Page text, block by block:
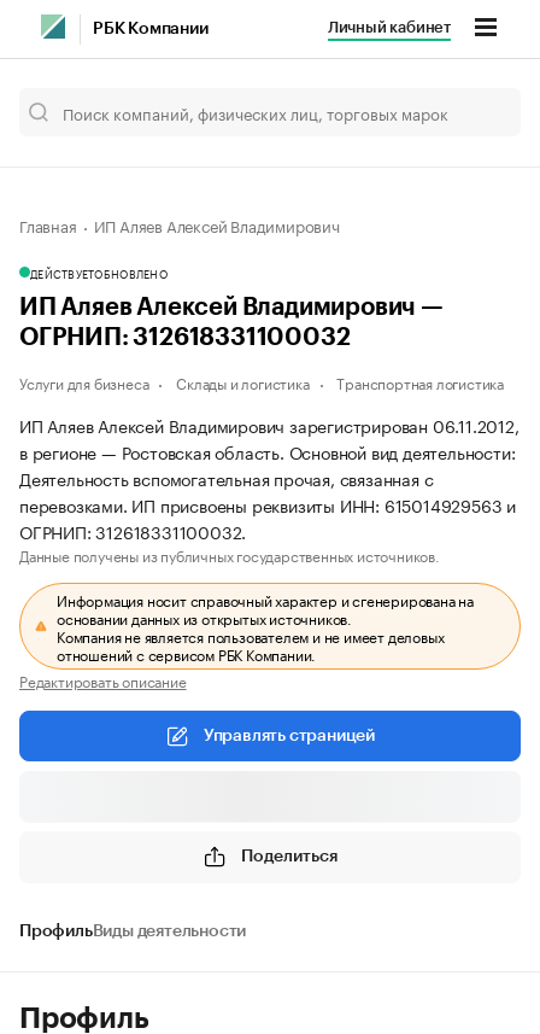
РБК Компании Личный кабинет
Главная ИП Аляев Алексей Владимирович
ДЕЙСТВУЕТОБНОВЛЕНО
ИП Аляев Алексей Владимирович —
ОГРНИП: 312618331100032
Услуги для бизнеса Склады и логистика Транспортная логистика
ИП Аляев Алексей Владимирович зарегистрирован 06.11.2012,
в регионе — Ростовская область. Основной вид деятельности:
Деятельность вспомогательная прочая, связанная с
перевозками. ИП присвоены реквизиты ИНН: 615014929563 и
ОГРНИП: 312618331100032.
Данные получены из публичных государственных источников.
Информация носит справочный характер и сгенерирована на
основании данных из открытых источников.
Компания не является пользователем и не имеет деловых
отношений с сервисом РБК Компании.
Редактировать описание
Управлять страницей
Поделиться
ПрофильВиды деятельности
Профиль